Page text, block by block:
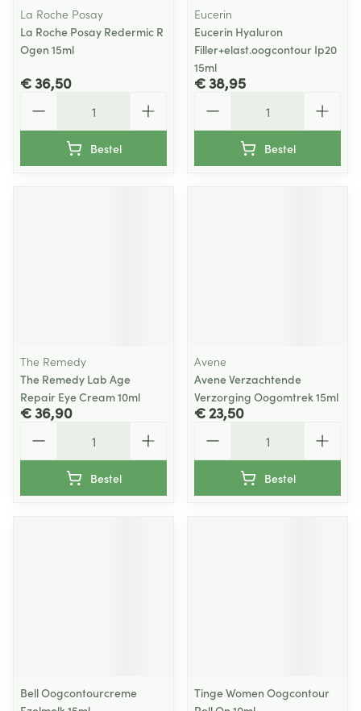
La Roche Posay
La Roche Posay Redermic R
Ogen 15ml
€ 36,50
Bestel
Eucerin
Eucerin Hyaluron
Filler+elast.oogcontour Ip20
15ml
€ 38,95
Bestel
The Remedy
The Remedy Lab Age
Repair Eye Cream 10ml
€ 36,90
Bestel
Avene
Avene Verzachtende
Verzorging Oogomtrek 15ml
€ 23,50
Bestel
Bell Oogcontourcreme
Tinge Women Oogcontour